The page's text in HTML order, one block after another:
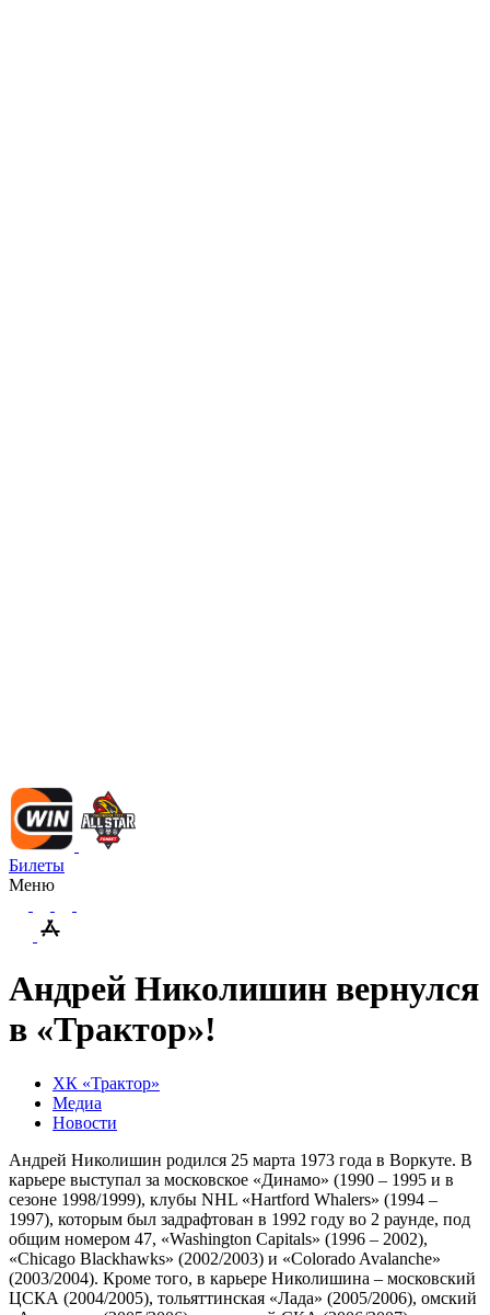
Билеты
Меню
Андрей Николишин вернулся
в «Трактор»!
ХК «Трактор»
Медиа
Новости
Андрей Николишин родился 25 марта 1973 года в Воркуте. В
карьере выступал за московское «Динамо» (1990 – 1995 и в
сезоне 1998/1999), клубы NHL «Hartford Whalers» (1994 –
1997), которым был задрафтован в 1992 году во 2 раунде, под
общим номером 47, «Washington Capitals» (1996 – 2002),
«Chicago Blackhawks» (2002/2003) и «Colorado Avalanche»
(2003/2004). Кроме того, в карьере Николишина – московский
ЦСКА (2004/2005), тольяттинская «Лада» (2005/2006), омский